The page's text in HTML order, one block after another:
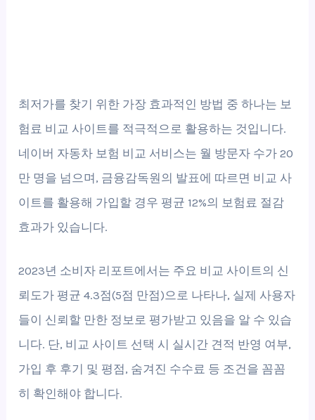
최저가를 찾기 위한 가장 효과적인 방법 중 하나는 보
험료 비교 사이트를 적극적으로 활용하는 것입니다.
네이버 자동차 보험 비교 서비스는 월 방문자 수가 20
만 명을 넘으며, 금융감독원의 발표에 따르면 비교 사
이트를 활용해 가입할 경우 평균 12%의 보험료 절감
효과가 있습니다.
2023년 소비자 리포트에서는 주요 비교 사이트의 신
뢰도가 평균 4.3점(5점 만점)으로 나타나, 실제 사용자
들이 신뢰할 만한 정보로 평가받고 있음을 알 수 있습
니다. 단, 비교 사이트 선택 시 실시간 견적 반영 여부,
가입 후 후기 및 평점, 숨겨진 수수료 등 조건을 꼼꼼
히 확인해야 합니다.